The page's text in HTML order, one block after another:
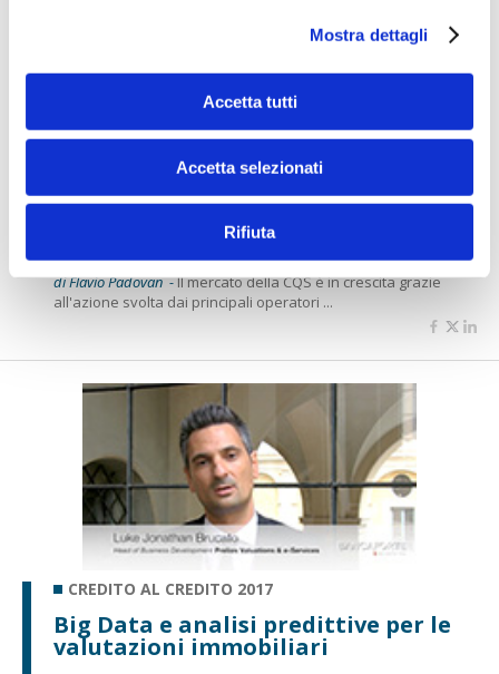
Mostra dettagli
Accetta tutti
Accetta selezionati
Rifiuta
Sanson (Pitagora): no a ritorni al
passato per la Cessione del Quinto
di Flavio Padovan -Il mercato della CQS è in crescita grazie
all'azione svolta dai principali operatori ...
CREDITO AL CREDITO 2017
Big Data e analisi predittive per le
valutazioni immobiliari